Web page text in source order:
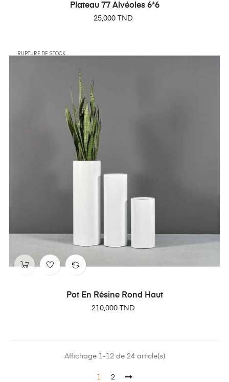
Plateau 77 Alvéoles 6*6
Prix
25,000 TND
RUPTURE DE STOCK
Pot En Résine Rond Haut
Prix
210,000 TND
Affichage 1-12 de 24 article(s)
1 2